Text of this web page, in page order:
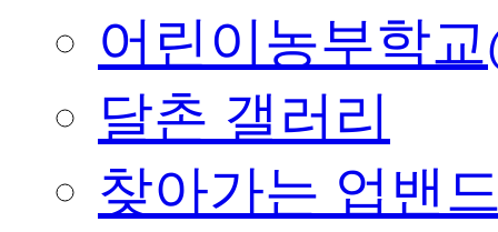
어린이농부학
달촌 갤러리
찾아가는 업밴